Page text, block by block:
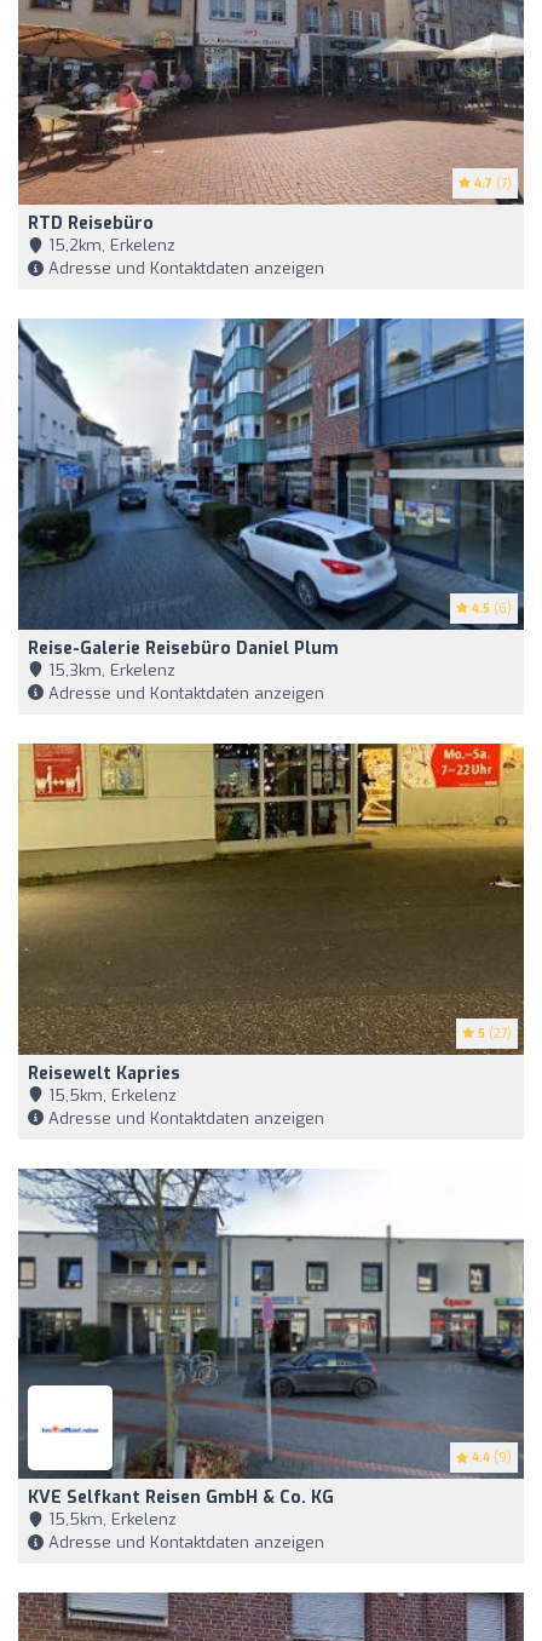
4.7 (7)
RTD Reisebüro
15,2km, Erkelenz
Adresse und Kontaktdaten anzeigen
4.5 (6)
Reise-Galerie Reisebüro Daniel Plum
15,3km, Erkelenz
Adresse und Kontaktdaten anzeigen
5 (27)
Reisewelt Kapries
15,5km, Erkelenz
Adresse und Kontaktdaten anzeigen
4.4 (9)
KVE Selfkant Reisen GmbH & Co. KG
15,5km, Erkelenz
Adresse und Kontaktdaten anzeigen